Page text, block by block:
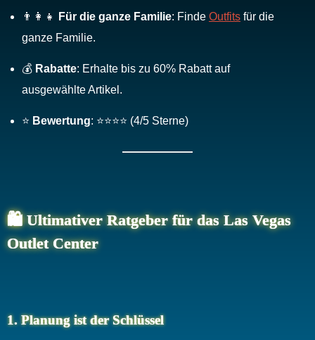
👨‍👩‍👧 Für die ganze Familie: Finde Outfits für die
ganze Familie.
💰 Rabatte: Erhalte bis zu 60% Rabatt auf
ausgewählte Artikel.
⭐ Bewertung: ⭐⭐⭐⭐ (4/5 Sterne)
🛍️ Ultimativer Ratgeber für das Las Vegas
Outlet Center
1. Planung ist der Schlüssel